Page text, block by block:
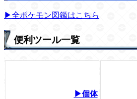
▶全ポケモン図鑑はこちら
便利ツール一覧
▶個体